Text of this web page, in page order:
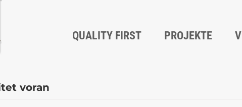
QUALITY FIRST PROJEKTE
voran